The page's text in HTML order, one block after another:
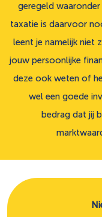
geregeld
taxatie is daarvoor
leent je namelijk niet
jouw persoonlijke
deze ook weten of
wel een goede
bedrag dat jij